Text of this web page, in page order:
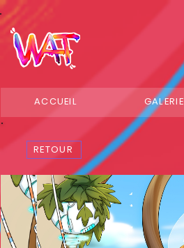
ACCUEIL GALERIE
RETOUR